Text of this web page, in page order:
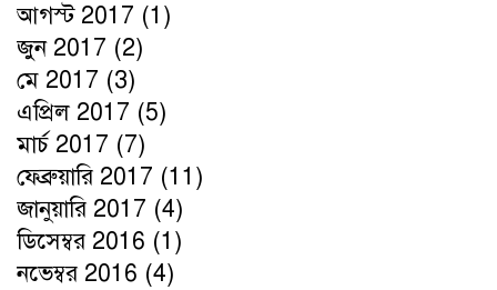
আগস্ট 2017 (1)
জুন 2017 (2)
মে 2017 (3)
এপ্রিল 2017 (5)
মার্চ 2017 (7)
ফেব্রুয়ারি 2017 (11)
জানুয়ারি 2017 (4)
ডিসেম্বর 2016 (1)
নভেম্বর 2016 (4)